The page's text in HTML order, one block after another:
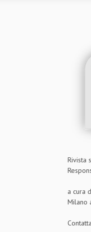
Rivista
a cura
Milano